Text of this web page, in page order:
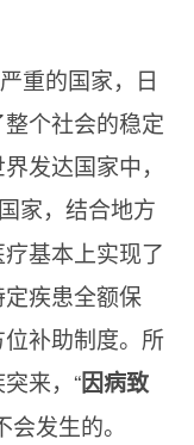
重的国家，日
个社会的稳定
发达国家中，
家，结合地方
基本上实现了
疾患全额保
补助制度。所
来，“因病致
发生的。